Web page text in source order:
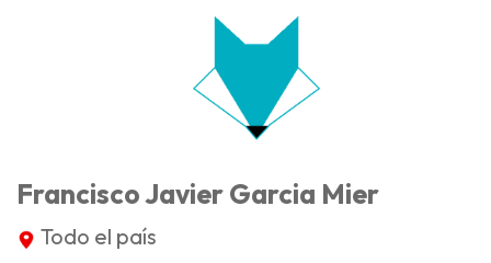
Francisco Javier Garcia Mier
Todo el país